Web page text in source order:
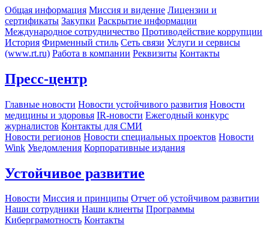
Общая информация Миссия и видение Лицензии и
сертификаты Закупки Раскрытие информации
Международное сотрудничество Противодействие коррупции
История Фирменный стиль Сеть связи Услуги и сервисы
(www.rt.ru) Работа в компании Реквизиты Контакты
Пресс-центр
Главные новости Новости устойчивого развития Новости
медицины и здоровья IR-новости Ежегодный конкурс
журналистов Контакты для СМИ
Новости регионов Новости специальных проектов Новости
Wink Уведомления Корпоративные издания
Устойчивое развитие
Новости Миссия и принципы Отчет об устойчивом развитии
Наши сотрудники Наши клиенты Программы
Киберграмотность Контакты